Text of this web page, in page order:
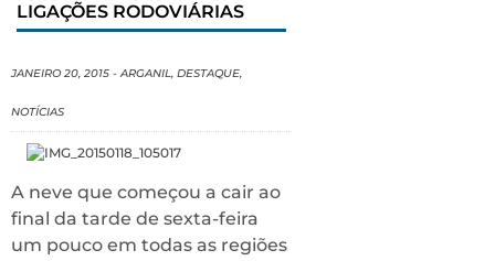
LIGAÇÕES RODOVIÁRIAS
JANEIRO 20, 2015 -ARGANIL, DESTAQUE,
NOTÍCIAS
A neve que começou a cair ao
final da tarde de sexta-feira
um pouco em todas as regiões